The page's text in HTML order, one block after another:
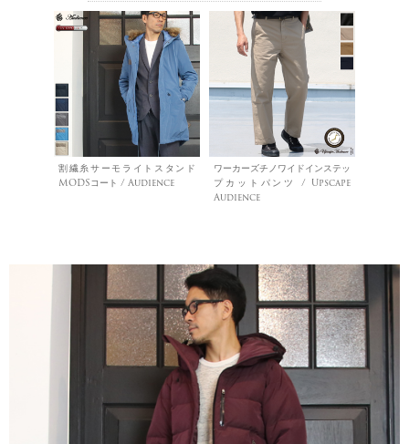
割繊糸サーモライトスタンド
MODSコート / Audience
ワーカーズチノワイドインステッ
プカットパンツ / Upscape
Audience